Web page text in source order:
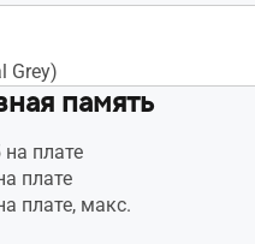
Grey)
память
на плате
плате
плате, макс.